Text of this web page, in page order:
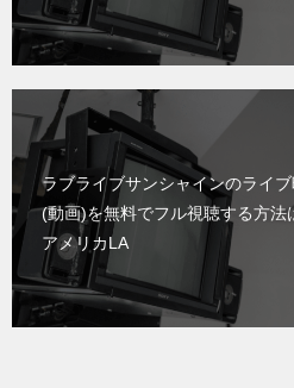
ラブライブサンシャインのライ
(動画)を無料でフル視聴する方法
アメリカLA